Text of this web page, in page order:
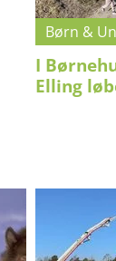
Børn &
I
Elling